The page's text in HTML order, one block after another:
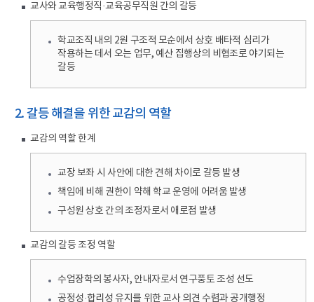
교사와 교육행정직·교육공무직원 간의 갈등
학교조직 내의 2원 구조적 모순에서 상호 배타적 심리가
작용하는 데서 오는 업무, 예산 집행상의 비협조로 야기되는
갈등
2. 갈등 해결을 위한 교감의 역할
교감의 역할 한계
교장 보좌 시 사안에 대한 견해 차이로 갈등 발생
책임에 비해 권한이 약해 학교 운영에 어려움 발생
구성원 상호 간의 조정자로서 애로점 발생
교감의 갈등 조정 역할
수업장학의 봉사자, 안내자로서 연구풍토 조성 선도
공정성·합리성 유지를 위한 교사 의견 수렴과 공개행정